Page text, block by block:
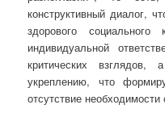
конструктивный диалог,
здорового
индивидуальной
критических
укреплению, что
отсутствие